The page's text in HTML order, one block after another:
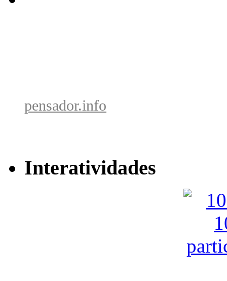
pensador.info
Interatividades